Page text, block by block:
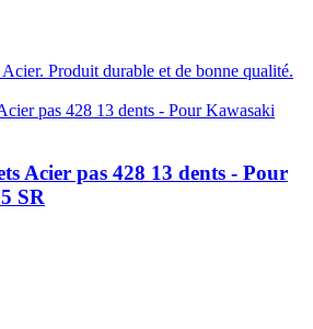
Produit durable et de bonne qualité.
Acier pas 428 13 dents - Pour
SR